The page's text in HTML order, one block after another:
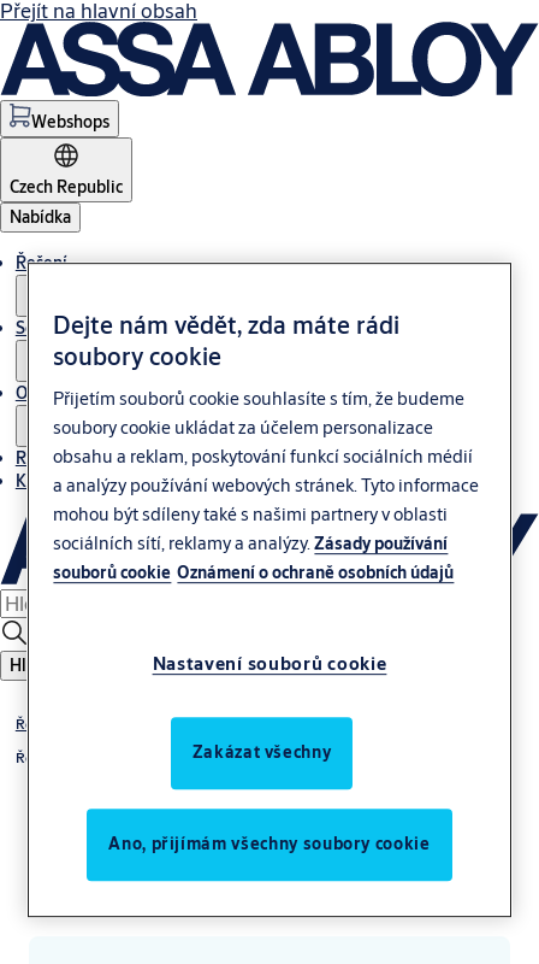
Přejít na hlavní obsah
Webshops
Czech Republic
Nabídka
Řešení
Servis
O nás
Reference
Kontakt
Hledat
Řešení
Řešení a aplikace
Dejte nám vědět, zda máte rádi
soubory cookie
Přijetím souborů cookie souhlasíte s tím, že budeme
soubory cookie ukládat za účelem personalizace
obsahu a reklam, poskytování funkcí sociálních médií
a analýzy používání webových stránek. Tyto informace
mohou být sdíleny také s našimi partnery v oblasti
sociálních sítí, reklamy a analýzy.Zásady používání
souborů cookie Oznámení o ochraně osobních údajů
Nastavení souborů cookie
Zakázat všechny
Ano, přijímám všechny soubory cookie